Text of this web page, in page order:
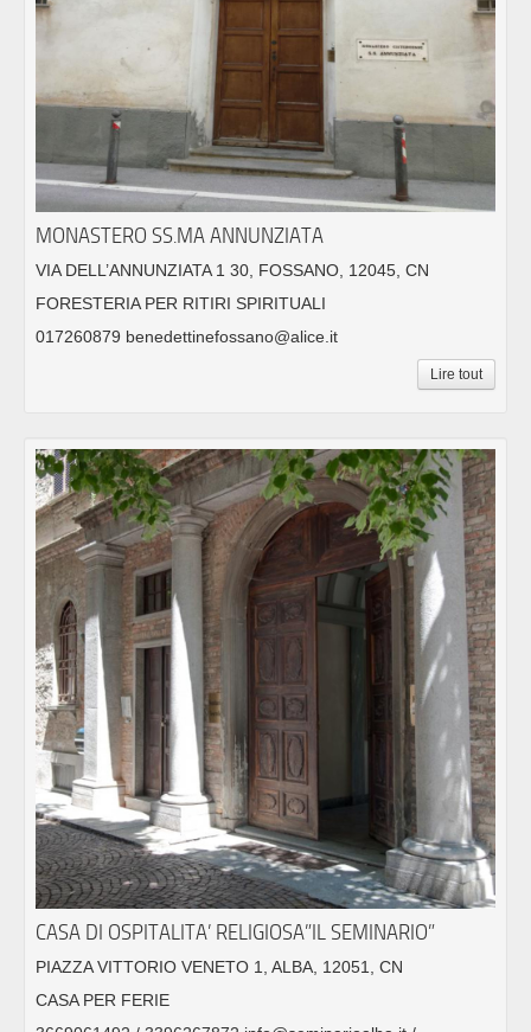
MONASTERO SS.MA ANNUNZIATA
VIA DELL’ANNUNZIATA 1 30, FOSSANO, 12045, CN
FORESTERIA PER RITIRI SPIRITUALI
017260879 benedettinefossano@alice.it
Lire tout
CASA DI OSPITALITA’ RELIGIOSA”IL SEMINARIO”
PIAZZA VITTORIO VENETO 1, ALBA, 12051, CN
CASA PER FERIE